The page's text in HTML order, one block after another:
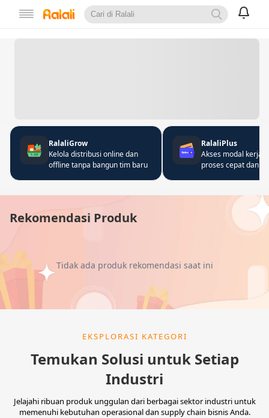
RalaliGrow
Kelola distribusi online dan
offline tanpa bangun tim baru
RalaliPlus
Akses modal kerja
proses cepat dan
Rekomendasi Produk
Tidak ada produk rekomendasi saat ini
EKSPLORASI KATEGORI
Temukan Solusi untuk Setiap
Industri
Jelajahi ribuan produk unggulan dari berbagai sektor industri untuk
memenuhi kebutuhan operasional dan supply chain bisnis Anda.